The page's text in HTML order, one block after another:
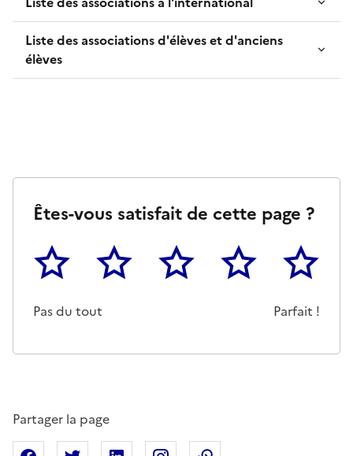
Liste des associations d'élèves et d'anciens
élèves
Êtes-vous satisfait de cette page ?
1
Pas du tout
2 3 4 5
Parfait !
Partager la page